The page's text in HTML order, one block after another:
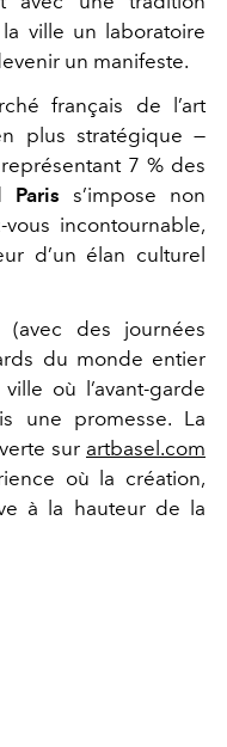
ville un laboratoire
un manifeste.
français de l’art
plus stratégique —
7 % des
Paris s’impose non
incontournable,
d’un élan culturel
des journées
du monde entier
où l’avant-garde
une promesse. La
sur artbasel.com
où la création,
à la hauteur de la